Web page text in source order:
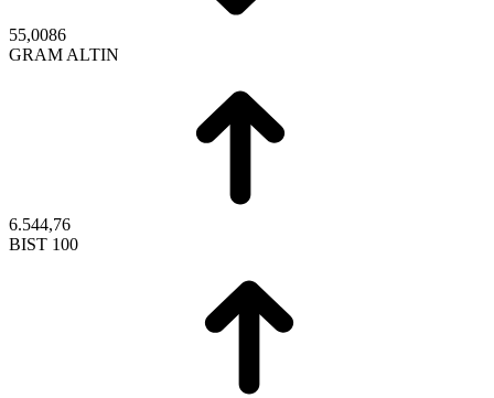
55,0086
GRAM ALTIN
6.544,76
BIST 100